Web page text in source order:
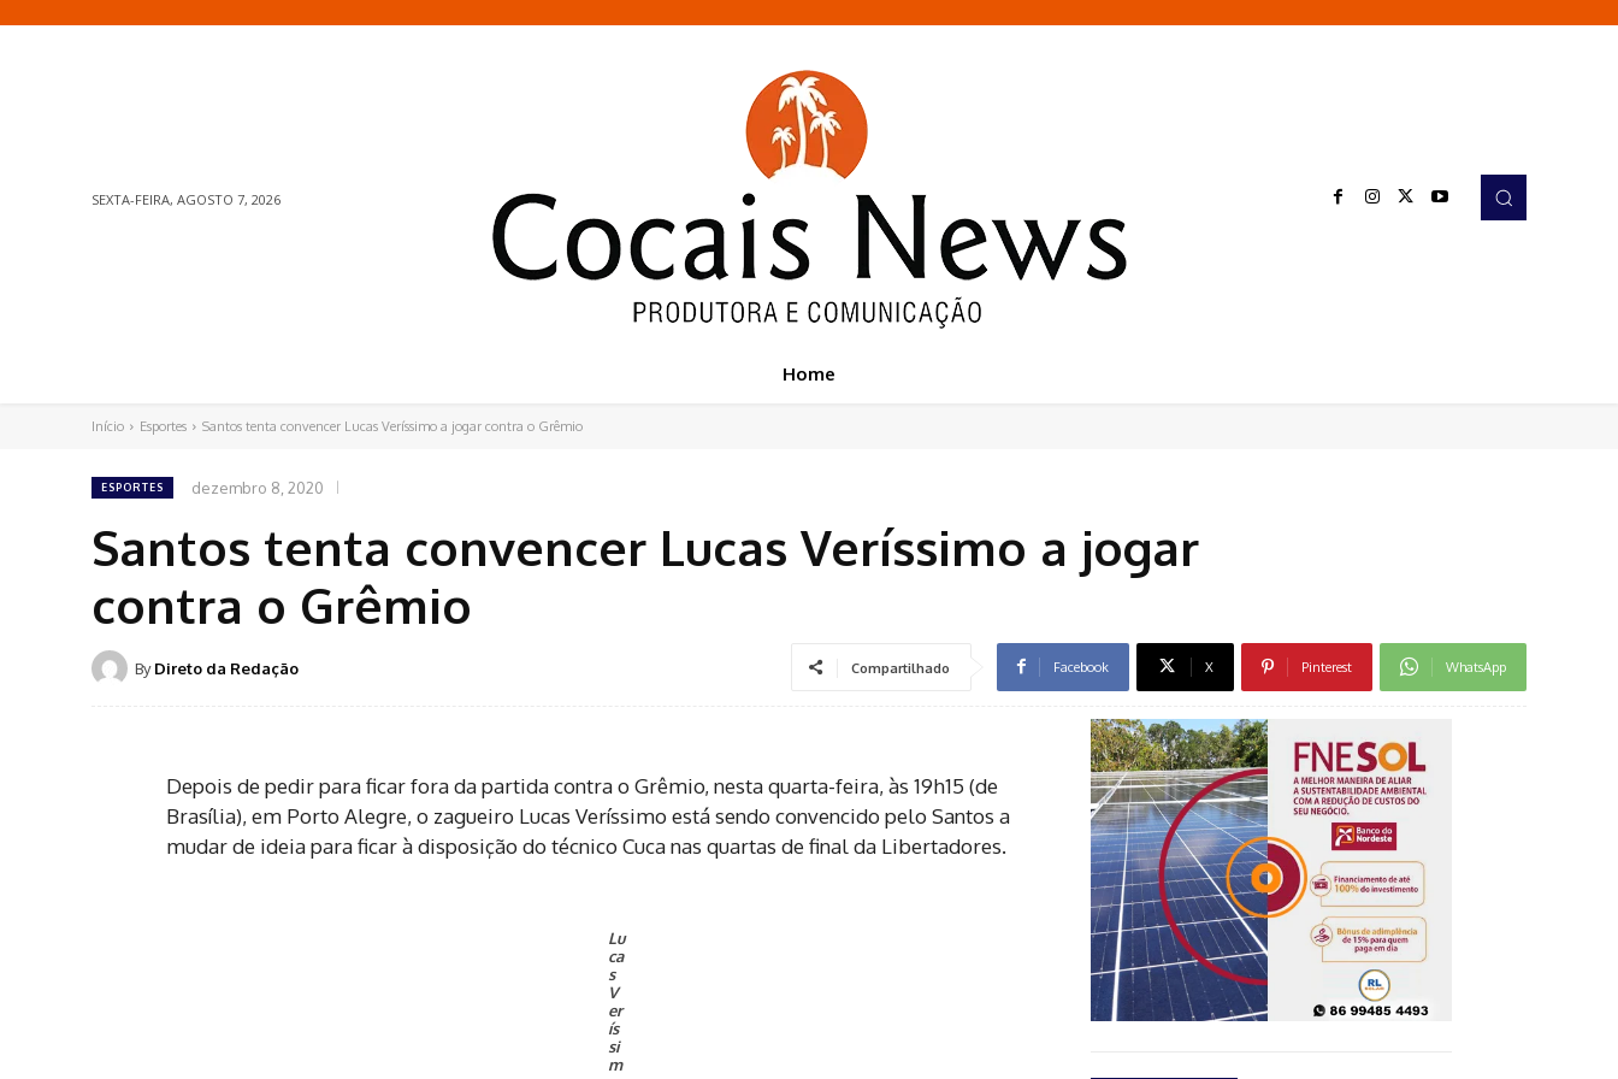
SEXTA-FEIRA, AGOSTO 7, 2026
Home
Início Esportes Santos tenta convencer Lucas Veríssimo a jogar contra o Grêmio
ESPORTES dezembro 8, 2020
Santos tenta convencer Lucas Veríssimo a jogar
contra o Grêmio
By Direto da Redação Compartilhado Facebook X Pinterest WhatsApp
Depois de pedir para ficar fora da partida contra o Grêmio, nesta quarta-feira, às 19h15 (de
Brasília), em Porto Alegre, o zagueiro Lucas Veríssimo está sendo convencido pelo Santos a
mudar de ideia para ficar à disposição do técnico Cuca nas quartas de final da Libertadores.
Lu
ca
s
V
er
ís
si
m